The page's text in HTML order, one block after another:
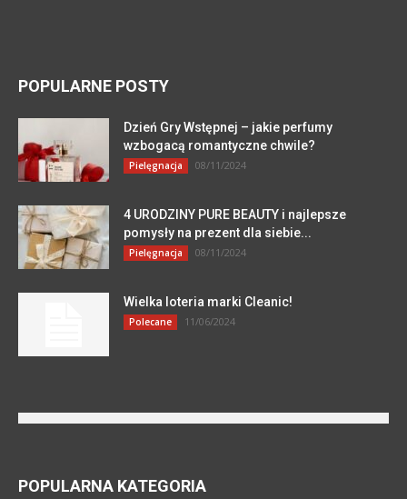
POPULARNE POSTY
Dzień Gry Wstępnej – jakie perfumy
wzbogacą romantyczne chwile?
Pielęgnacja 08/11/2024
4 URODZINY PURE BEAUTY i najlepsze
pomysły na prezent dla siebie...
Pielęgnacja 08/11/2024
Wielka loteria marki Cleanic!
Polecane 11/06/2024
POPULARNA KATEGORIA